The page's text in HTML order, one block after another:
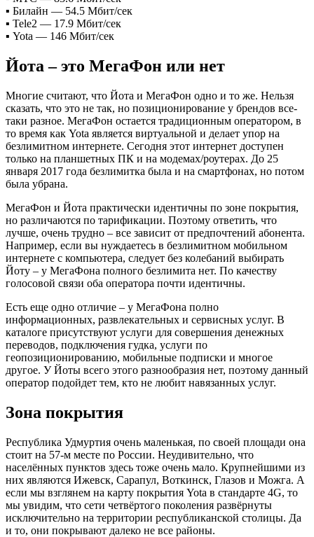
▪️ Билайн — 54.5 Мбит/сек
▪️ Tele2 — 17.9 Мбит/сек
▪️ Yota — 146 Мбит/сек
Йота – это МегаФон или нет
Многие считают, что Йота и МегаФон одно и то же. Нельзя
сказать, что это не так, но позиционирование у брендов все-
таки разное. МегаФон остается традиционным оператором, в
то время как Yota является виртуальной и делает упор на
безлимитном интернете. Сегодня этот интернет доступен
только на планшетных ПК и на модемах/роутерах. До 25
января 2017 года безлимитка была и на смартфонах, но потом
была убрана.
МегаФон и Йота практически идентичны по зоне покрытия,
но различаются по тарификации. Поэтому ответить, что
лучше, очень трудно – все зависит от предпочтений абонента.
Например, если вы нуждаетесь в безлимитном мобильном
интернете с компьютера, следует без колебаний выбирать
Йоту – у МегаФона полного безлимита нет. По качеству
голосовой связи оба оператора почти идентичны.
Есть еще одно отличие – у МегаФона полно
информационных, развлекательных и сервисных услуг. В
каталоге присутствуют услуги для совершения денежных
переводов, подключения гудка, услуги по
геопозиционированию, мобильные подписки и многое
другое. У Йоты всего этого разнообразия нет, поэтому данный
оператор подойдет тем, кто не любит навязанных услуг.
Зона покрытия
Республика Удмуртия очень маленькая, по своей площади она
стоит на 57-м месте по России. Неудивительно, что
населённых пунктов здесь тоже очень мало. Крупнейшими из
них являются Ижевск, Сарапул, Воткинск, Глазов и Можга. А
если мы взглянем на карту покрытия Yota в стандарте 4G, то
мы увидим, что сети четвёртого поколения развёрнуты
исключительно на территории республиканской столицы. Да
и то, они покрывают далеко не все районы.